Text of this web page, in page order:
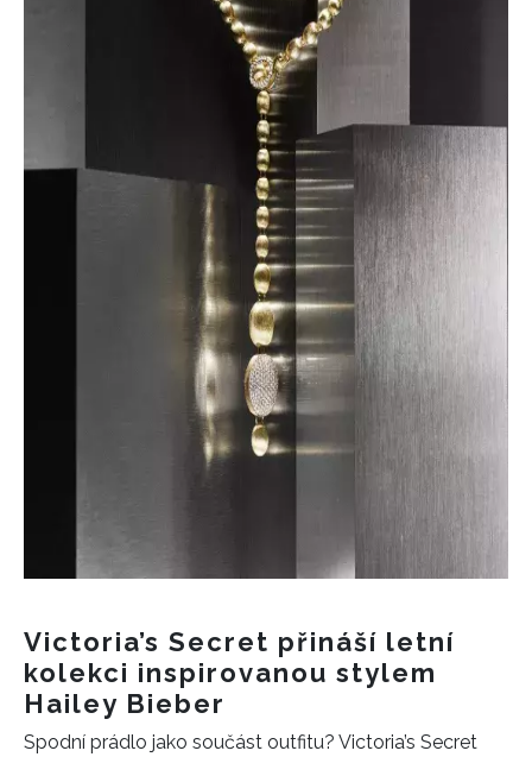
Victoria’s Secret přináší letní
kolekci inspirovanou stylem
Hailey Bieber
Spodní prádlo jako součást outfitu? Victoria’s Secret